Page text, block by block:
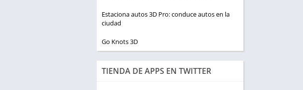
Estaciona autos 3D Pro: conduce autos en la
ciudad
Go Knots 3D
TIENDA DE APPS EN TWITTER